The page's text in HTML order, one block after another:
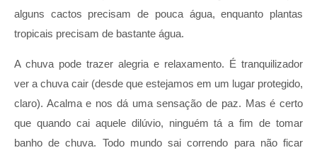
alguns cactos precisam de pouca água, enquanto plantas
tropicais precisam de bastante água.
A chuva pode trazer alegria e relaxamento. É tranquilizador
ver a chuva cair (desde que estejamos em um lugar protegido,
claro). Acalma e nos dá uma sensação de paz. Mas é certo
que quando cai aquele dilúvio, ninguém tá a fim de tomar
banho de chuva. Todo mundo sai correndo para não ficar